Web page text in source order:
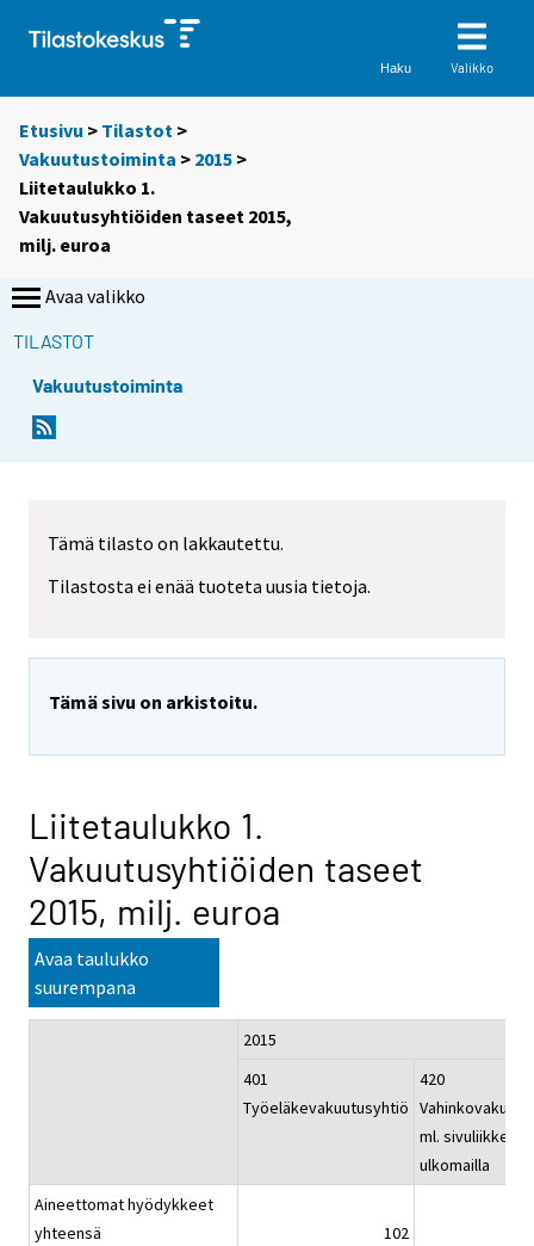
Haku Valikko
Etusivu > Tilastot >
Vakuutustoiminta > 2015 >
Liitetaulukko 1.
Vakuutusyhtiöiden taseet 2015,
milj. euroa
Avaa valikko
TILASTOT
Vakuutustoiminta
Tämä tilasto on lakkautettu.
Tilastosta ei enää tuoteta uusia tietoja.
Tämä sivu on arkistoitu.
Liitetaulukko 1.
Vakuutusyhtiöiden taseet
2015, milj. euroa
Avaa taulukko
suurempana
2015
401
Työeläkevakuutusyhtiö
420
ml. sivuliikkeet
ulkomailla
Aineettomat hyödykkeet
yhteensä
102